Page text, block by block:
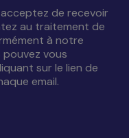
de recevoir
au traitement de
à notre
vous
sur le lien de
email.